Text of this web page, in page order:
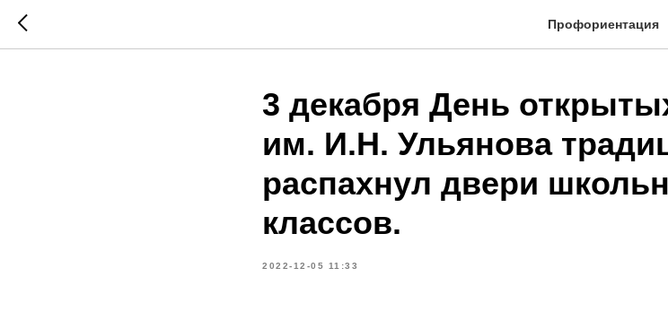
Профориентация
3 декабря День
им. И.Н. Ульянова
распахнул двери
классов.
2022-12-05 11:33